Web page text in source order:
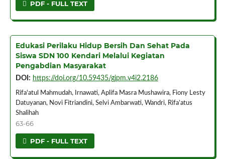
PDF - FULL TEXT
Edukasi Perilaku Hidup Bersih Dan Sehat Pada
Siswa SDN 100 Kendari Melalui Kegiatan
Pengabdian Masyarakat
DOI: https://doi.org/10.59435/gjpm.v4i2.2186
Rifa'atul Mahmudah, Irnawati, Aplifa Masra Mushawira, Fiony Lesty
Datuyanan, Novi Fitriandini, Selvi Ambarwati, Wandri, Rifa’atus
Shalihah
63-66
PDF - FULL TEXT